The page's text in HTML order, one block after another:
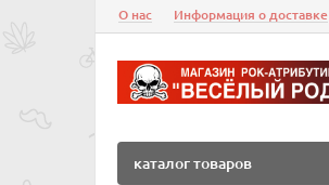
О нас Информация о доставке
каталог товаров